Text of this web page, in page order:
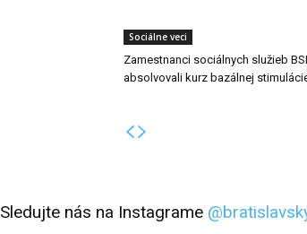
Sociálne veci
Zamestnanci sociálnych služieb
absolvovali kurz bazálnej
Sledujte nás na Instagrame